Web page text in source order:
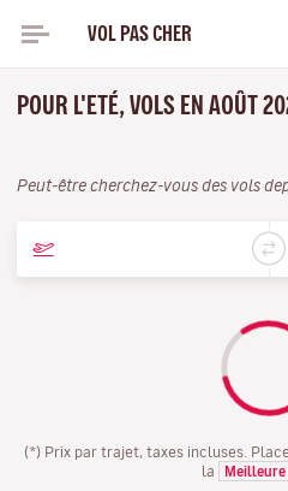
VOL PAS CHER
POUR L'ETÉ, VOLS EN AOÛT
Peut-être cherchez-vous des vols
(*) Prix par trajet, taxes incluses.
la